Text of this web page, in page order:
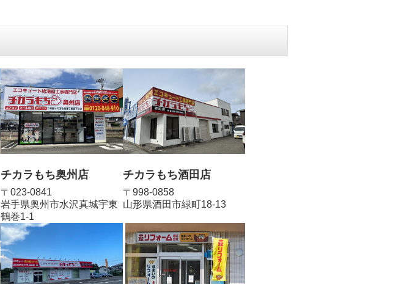
チカラもち奥州店
〒023-0841
岩手県奥州市水沢真城宇東
鶴巻1‐1
チカラもち酒田店
〒998-0858
山形県酒田市緑町18-13